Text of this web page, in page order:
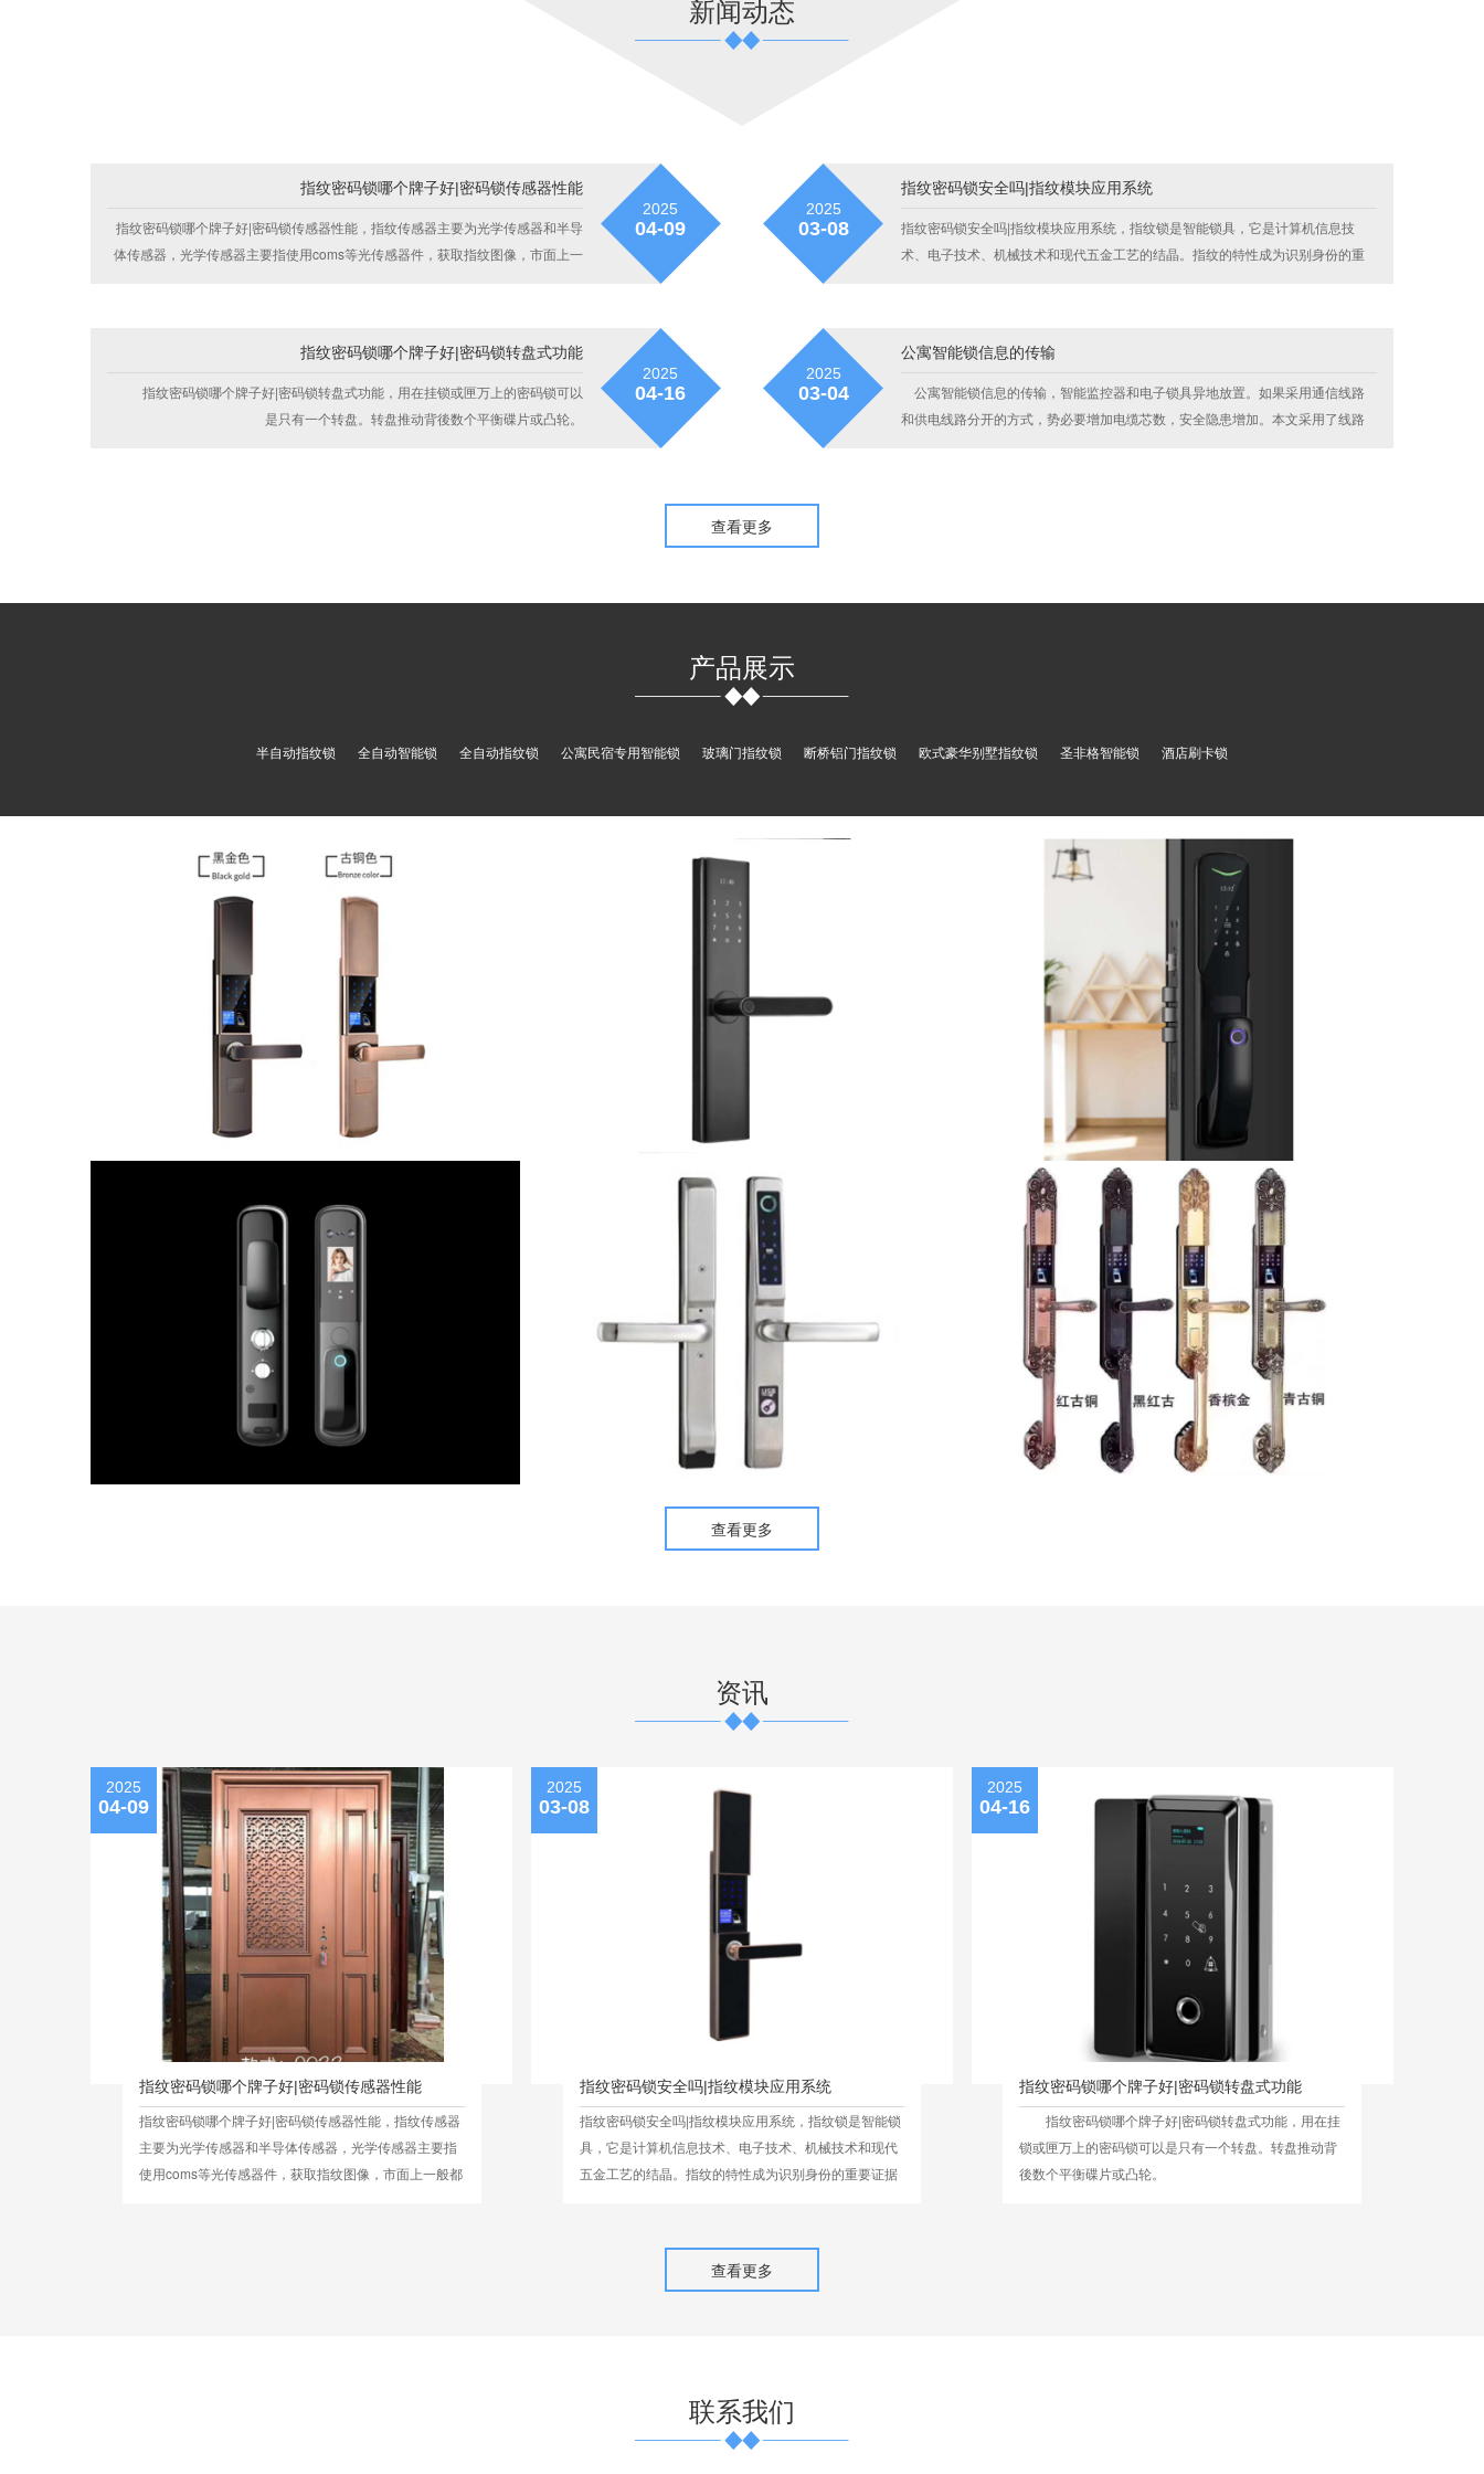
赢”为公司经营理念，来激励每一位员工锐意进取，追求，从而更高质量的服务于社会，并与社会共同发展。
新闻动态
2025
04-09
指纹密码锁哪个牌子好|密码锁传感器性能
指纹密码锁哪个牌子好|密码锁传感器性能，指纹传感器主要为光学传感器和半导
体传感器，光学传感器主要指使用coms等光传感器件，获取指纹图像，市面上一
2025
03-08
指纹密码锁安全吗|指纹模块应用系统
指纹密码锁安全吗|指纹模块应用系统，指纹锁是智能锁具，它是计算机信息技
术、电子技术、机械技术和现代五金工艺的结晶。指纹的特性成为识别身份的重
2025
04-16
指纹密码锁哪个牌子好|密码锁转盘式功能
指纹密码锁哪个牌子好|密码锁转盘式功能，用在挂锁或匣万上的密码锁可以
是只有一个转盘。转盘推动背後数个平衡碟片或凸轮。
2025
03-04
公寓智能锁信息的传输
公寓智能锁信息的传输，智能监控器和电子锁具异地放置。如果采用通信线路
和供电线路分开的方式，势必要增加电缆芯数，安全隐患增加。本文采用了线路
查看更多
产品展示
半自动指纹锁 全自动智能锁 全自动指纹锁 公寓民宿专用智能锁 玻璃门指纹锁 断桥铝门指纹锁 欧式豪华别墅指纹锁 圣非格智能锁 酒店刷卡锁
D007全自动指纹锁
A18欧式别墅指纹锁
查看更多
资讯
2025
04-09
指纹密码锁哪个牌子好|密码锁传感器性能
指纹密码锁哪个牌子好|密码锁传感器性能，指纹传感器
主要为光学传感器和半导体传感器，光学传感器主要指
使用coms等光传感器件，获取指纹图像，市面上一般都
2025
03-08
指纹密码锁安全吗|指纹模块应用系统
指纹密码锁安全吗|指纹模块应用系统，指纹锁是智能锁
具，它是计算机信息技术、电子技术、机械技术和现代
五金工艺的结晶。指纹的特性成为识别身份的重要证据
2025
04-16
指纹密码锁哪个牌子好|密码锁转盘式功能
指纹密码锁哪个牌子好|密码锁转盘式功能，用在挂
锁或匣万上的密码锁可以是只有一个转盘。转盘推动背
後数个平衡碟片或凸轮。
查看更多
联系我们